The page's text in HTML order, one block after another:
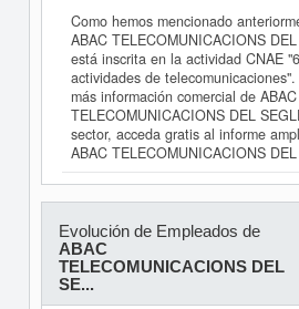
Como hemos mencionado
ABAC TELECOMUNICACIONS
está inscrita en la actividad CNAE
actividades de
más información comercial de ABAC
TELECOMUNICACIONS DEL
sector, acceda gratis al informe
ABAC TELECOMUNICACIONS
Evolución de Empleados de
ABAC
TELECOMUNICACIONS DEL
SE...